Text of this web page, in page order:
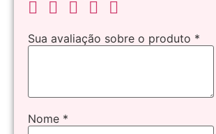
Sua avaliação sobre o produto *
Nome *